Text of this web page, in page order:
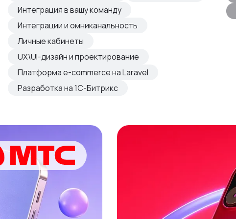
Интеграция в вашу команду
Интеграции и омниканальность
Личные кабинеты
UX\UI-дизайн и проектирование
Платформа e-commerce на Laravel
Разработка на 1С-Битрикс